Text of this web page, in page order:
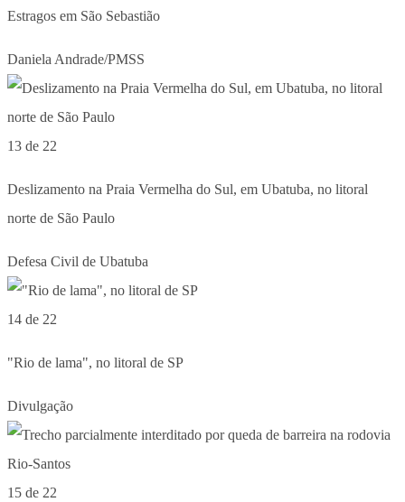
Estragos em São Sebastião
Daniela Andrade/PMSS
13 de 22
Deslizamento na Praia Vermelha do Sul, em Ubatuba, no litoral
norte de São Paulo
Defesa Civil de Ubatuba
14 de 22
"Rio de lama", no litoral de SP
Divulgação
15 de 22